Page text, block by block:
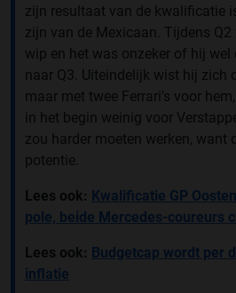
zijn resultaat van de kwalificatie
zijn van de Mexicaan. Tijdens
wip en het was onzeker of hij wel
naar Q3. Uiteindelijk wist hij zich
maar met twee Ferrari's voor
in het begin weinig voor
zou harder moeten werken, want
potentie.
Lees ook: Kwalificatie GP
pole, beide Mercedes-coureurs
Lees ook: Budgetcap wordt per
inflatie